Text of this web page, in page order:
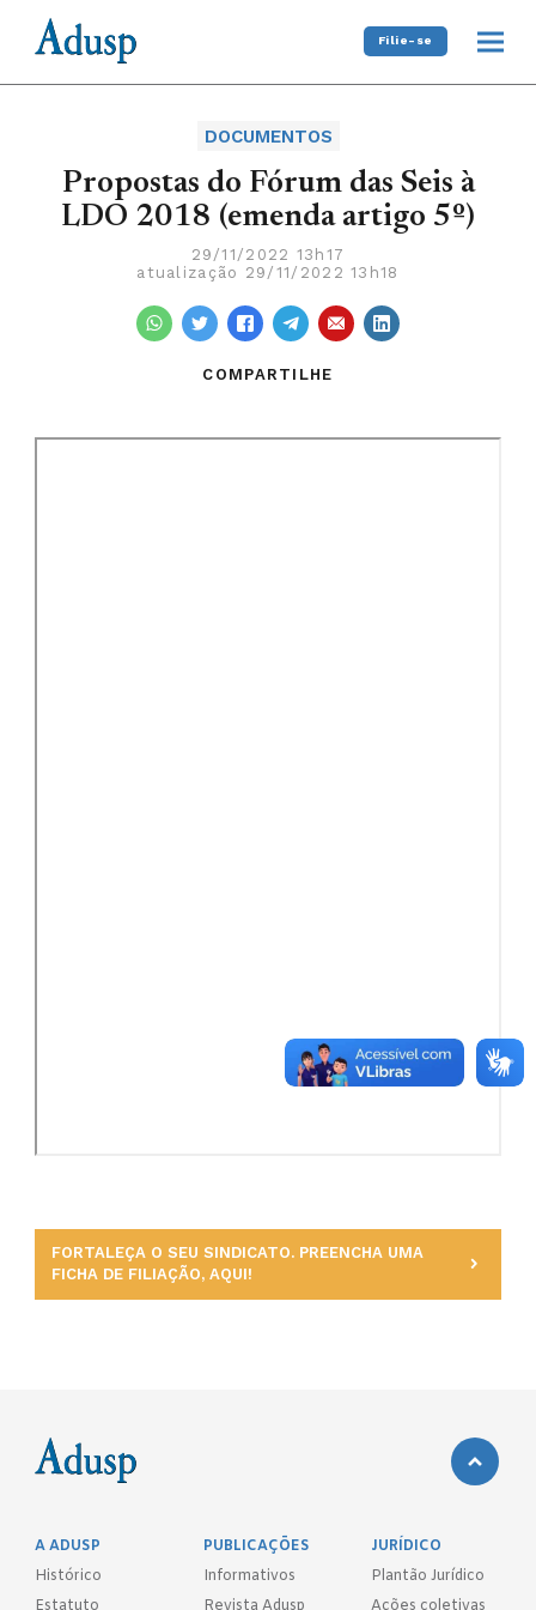
Filie-se
DOCUMENTOS
Propostas do Fórum das Seis à
LDO 2018 (emenda artigo 5º)
29/11/2022 13h17
atualização 29/11/2022 13h18
COMPARTILHE
FORTALEÇA O SEU SINDICATO. PREENCHA UMA
FICHA DE FILIAÇÃO, AQUI!
A ADUSP
Histórico
PUBLICAÇÕES
Informativos
JURÍDICO
Plantão Jurídico